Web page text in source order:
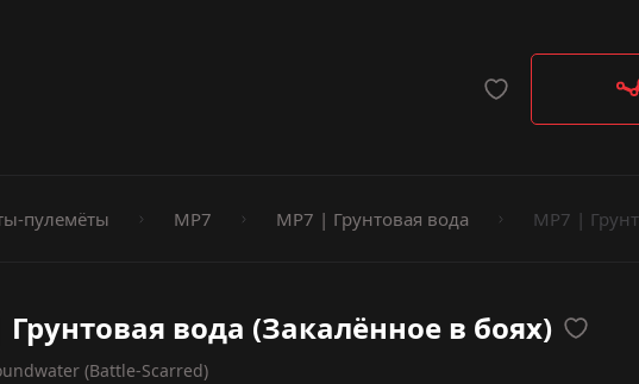
пулемёты MP7 MP7 | Грунтовая вода MP7 |
Грунтовая вода (Закалённое в боях)
(Battle-Scarred)